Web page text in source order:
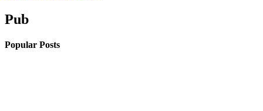
Pub
Popular Posts